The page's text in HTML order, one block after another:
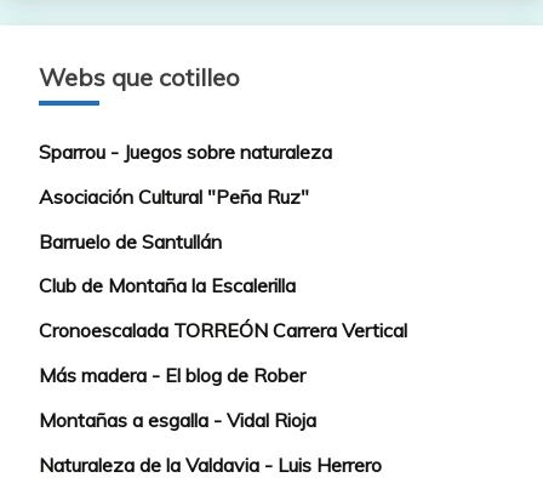
Webs que cotilleo
Sparrou - Juegos sobre naturaleza
Asociación Cultural "Peña Ruz"
Barruelo de Santullán
Club de Montaña la Escalerilla
Cronoescalada TORREÓN Carrera Vertical
Más madera - El blog de Rober
Montañas a esgalla - Vidal Rioja
Naturaleza de la Valdavia - Luis Herrero